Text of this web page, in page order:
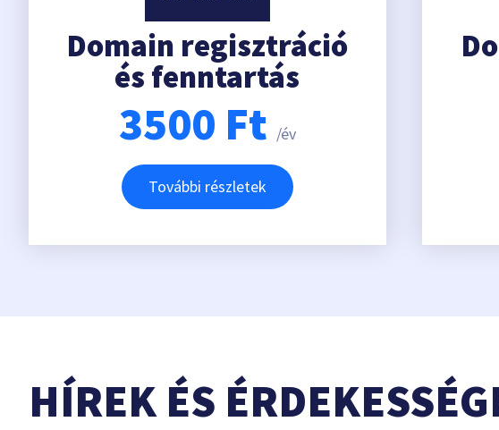
Domain regisztráció
és fenntartás
3500 Ft /év
További részletek
HÍREK ÉS